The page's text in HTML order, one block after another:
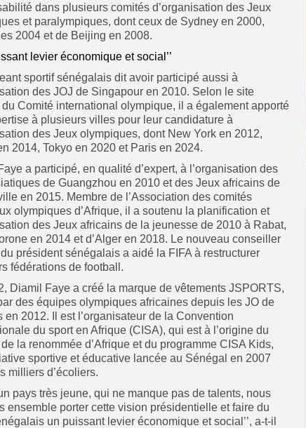
dans plusieurs comités d’organisation des Jeux
et paralympiques, dont ceux de Sydney en 2000,
2004 et de Beijing en 2008.
levier économique et social’’
sportif sénégalais dit avoir participé aussi à
des JOJ de Singapour en 2010. Selon le site
du Comité international olympique, il a également apporté
à plusieurs villes pour leur candidature à
des Jeux olympiques, dont New York en 2012,
2014, Tokyo en 2020 et Paris en 2024.
a participé, en qualité d’expert, à l’organisation des
de Guangzhou en 2010 et des Jeux africains de
en 2015. Membre de l’Association des comités
olympiques d’Afrique, il a soutenu la planification et
des Jeux africains de la jeunesse de 2010 à Rabat,
en 2014 et d’Alger en 2018. Le nouveau conseiller
président sénégalais a aidé la FIFA à restructurer
fédérations de football.
Diamil Faye a créé la marque de vêtements JSPORTS,
des équipes olympiques africaines depuis les JO de
en 2012. Il est l’organisateur de la Convention
du sport en Afrique (CISA), qui est à l’origine du
la renommée d’Afrique et du programme CISA Kids,
sportive et éducative lancée au Sénégal en 2007
milliers d’écoliers.
un pays très jeune, qui ne manque pas de talents, nous
ensemble porter cette vision présidentielle et faire du
un puissant levier économique et social’’, a-t-il